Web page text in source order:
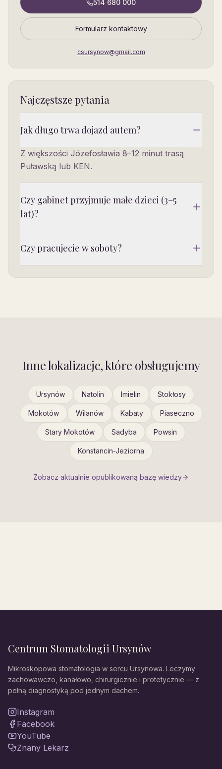
514 680 000
Formularz kontaktowy
csursynow@gmail.com
Najczęstsze pytania
Jak długo trwa dojazd autem?
Z większości Józefosławia 8–12 minut trasą
Puławską lub KEN.
Czy gabinet przyjmuje małe dzieci (3–5
lat)?
adaptacyjny, bez ingerencji. Celem jest
pozytywne skojarzenie z gabinetem.
Czy pracujecie w soboty?
Inne lokalizacje, które obsługujemy
Ursynów Natolin Imielin Stokłosy
Mokotów Wilanów Kabaty Piaseczno
Stary Mokotów Sadyba Powsin
Konstancin-Jeziorna
Zobacz aktualnie opublikowaną bazę wiedzy
Centrum Stomatologii Ursynów
Mikroskopowa stomatologia w sercu Ursynowa. Leczymy
zachowawczo, kanałowo, chirurgicznie i protetycznie — z
pełną diagnostyką pod jednym dachem.
Instagram
Facebook
YouTube
Znany Lekarz